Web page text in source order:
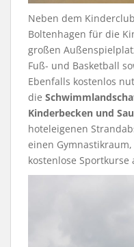
Neben dem
Boltenhagen für die
großen
Fuß- und Basketball
Ebenfalls kostenlos
die
Kinderbecken und
hoteleigenen
einen
kostenlose